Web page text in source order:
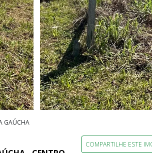
GAÚCHA
COMPARTILHE ESTE